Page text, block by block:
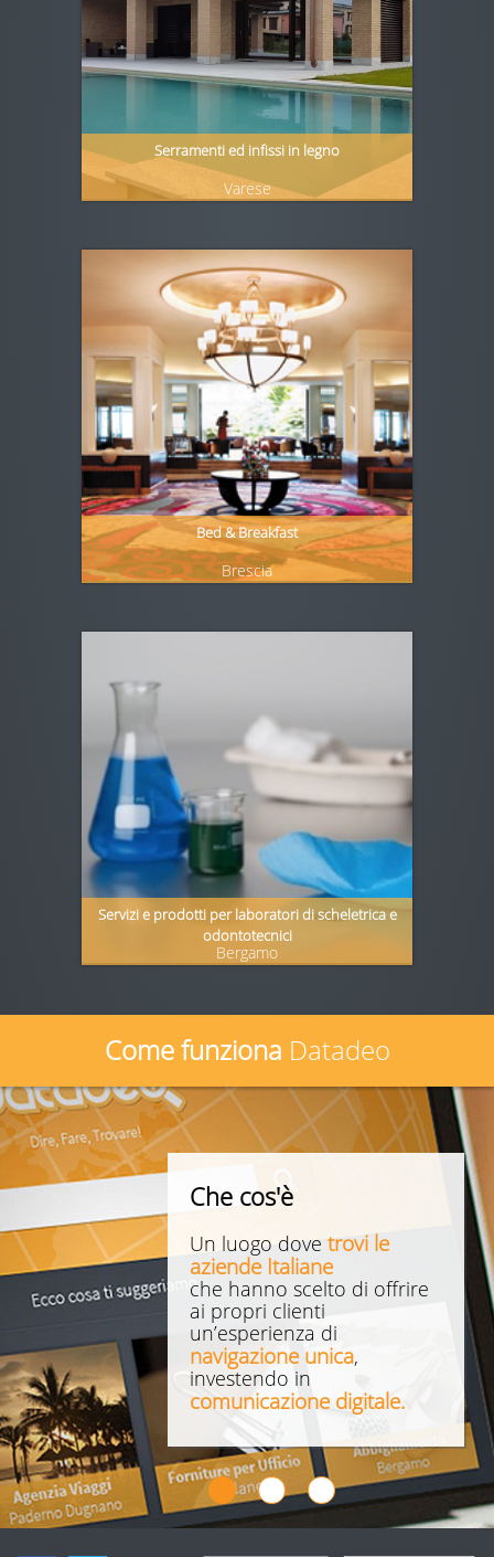
Serramenti ed infissi in legno
Varese
Bed & Breakfast
Brescia
Servizi e prodotti per laboratori di scheletrica e
odontotecnici
Bergamo
Come funziona Datadeo
Che cos'è
Un luogo dove trovi le
aziende Italiane
che hanno scelto di offrire
ai propri clienti
un’esperienza di
navigazione unica,
investendo in
comunicazione digitale.